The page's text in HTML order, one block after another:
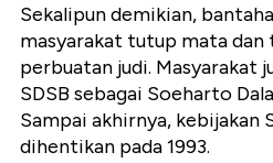
Sekalipun demikian,
masyarakat tutup mata dan
perbuatan judi. Masyarakat
SDSB sebagai Soeharto
Sampai akhirnya, kebijakan
dihentikan pada 1993.